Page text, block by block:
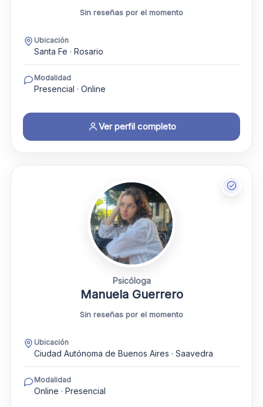
Sin reseñas por el momento
Ubicación
Santa Fe · Rosario
Modalidad
Presencial · Online
Ver perfil completo
Psicóloga
Manuela Guerrero
Sin reseñas por el momento
Ubicación
Ciudad Autónoma de Buenos Aires · Saavedra
Modalidad
Online · Presencial